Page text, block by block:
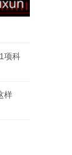
项科
样